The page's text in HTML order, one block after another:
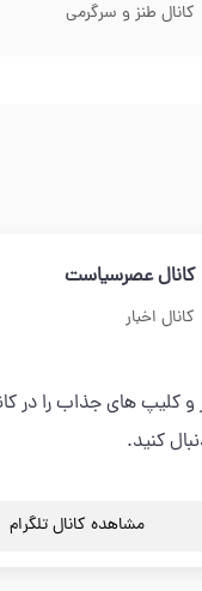
کانال طنز و سرگرمی
کانال عصرسیاست
کانال اخبار
و کلیپ های جذاب را در
کنید.
مشاهده کانال تلگرام